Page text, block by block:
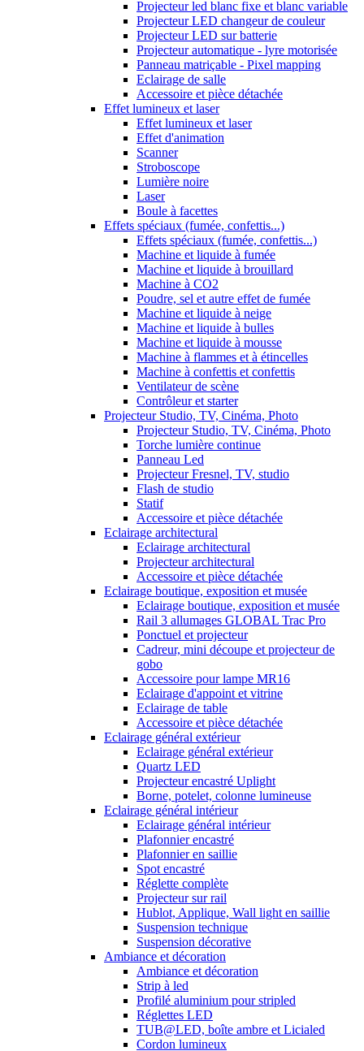
Projecteur led blanc fixe et blanc variable
Projecteur LED changeur de couleur
Projecteur LED sur batterie
Projecteur automatique - lyre motorisée
Panneau matriçable - Pixel mapping
Eclairage de salle
Accessoire et pièce détachée
Effet lumineux et laser
Effet lumineux et laser
Effet d'animation
Scanner
Stroboscope
Lumière noire
Laser
Boule à facettes
Effets spéciaux (fumée, confettis...)
Effets spéciaux (fumée, confettis...)
Machine et liquide à fumée
Machine et liquide à brouillard
Machine à CO2
Poudre, sel et autre effet de fumée
Machine et liquide à neige
Machine et liquide à bulles
Machine et liquide à mousse
Machine à flammes et à étincelles
Machine à confettis et confettis
Ventilateur de scène
Contrôleur et starter
Projecteur Studio, TV, Cinéma, Photo
Projecteur Studio, TV, Cinéma, Photo
Torche lumière continue
Panneau Led
Projecteur Fresnel, TV, studio
Flash de studio
Statif
Accessoire et pièce détachée
Eclairage architectural
Eclairage architectural
Projecteur architectural
Accessoire et pièce détachée
Eclairage boutique, exposition et musée
Eclairage boutique, exposition et musée
Rail 3 allumages GLOBAL Trac Pro
Ponctuel et projecteur
Cadreur, mini découpe et projecteur de
gobo
Accessoire pour lampe MR16
Eclairage d'appoint et vitrine
Eclairage de table
Accessoire et pièce détachée
Eclairage général extérieur
Eclairage général extérieur
Quartz LED
Projecteur encastré Uplight
Borne, potelet, colonne lumineuse
Eclairage général intérieur
Eclairage général intérieur
Plafonnier encastré
Plafonnier en saillie
Spot encastré
Réglette complète
Projecteur sur rail
Hublot, Applique, Wall light en saillie
Suspension technique
Suspension décorative
Ambiance et décoration
Ambiance et décoration
Strip à led
Profilé aluminium pour stripled
Réglettes LED
TUB@LED, boîte ambre et Licialed
Cordon lumineux